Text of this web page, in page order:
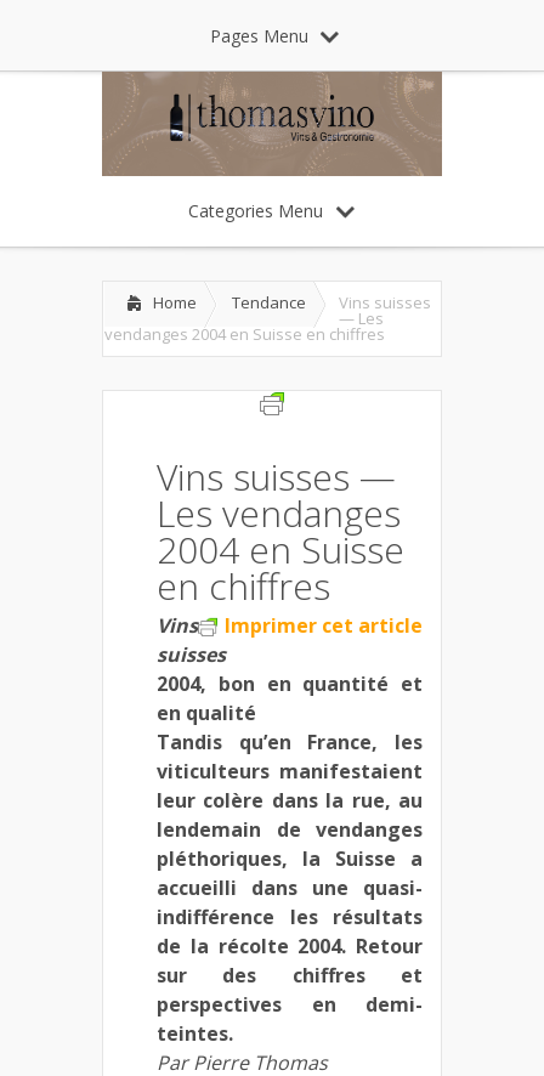
Pages Menu
Categories Menu
Home Tendance Vins suisses
— Les
vendanges 2004 en Suisse en chiffres
Vins suisses —
Les vendanges
2004 en Suisse
en chiffres
Imprimer cet article
Vins
suisses
2004, bon en quantité et
en qualité
Tandis qu’en France, les
viticulteurs manifestaient
leur colère dans la rue, au
lendemain de vendanges
pléthoriques, la Suisse a
accueilli dans une quasi-
indifférence les résultats
de la récolte 2004. Retour
sur des chiffres et
perspectives en demi-
teintes.
Par Pierre Thomas